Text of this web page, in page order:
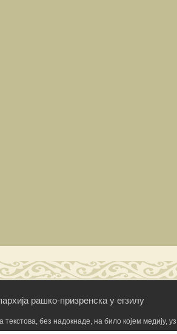
рашко-призренска у егзилу
без надокнаде, на било којем медију,